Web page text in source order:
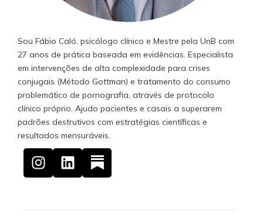
Sou Fábio Caló, psicólogo clínico e Mestre pela UnB com
27 anos de prática baseada em evidências. Especialista
em intervenções de alta complexidade para crises
conjugais (Método Gottman) e tratamento do consumo
problemático de pornografia, através de protocolo
clínico próprio. Ajudo pacientes e casais a superarem
padrões destrutivos com estratégias científicas e
resultados mensuráveis.